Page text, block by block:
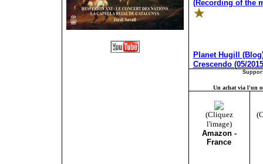
(Recording of the
Planet Hugill
Crescendo (05/
Un achat via l'un
(Cliquez
l'image)
Amazon -
France